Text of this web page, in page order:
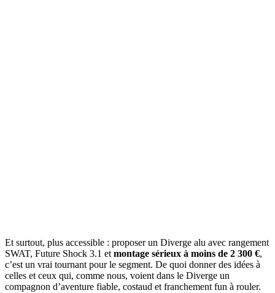
Et surtout, plus accessible : proposer un Diverge alu avec rangement
SWAT, Future Shock 3.1 et montage sérieux à moins de 2 300 €,
c’est un vrai tournant pour le segment. De quoi donner des idées à
celles et ceux qui, comme nous, voient dans le Diverge un
compagnon d’aventure fiable, costaud et franchement fun à rouler.